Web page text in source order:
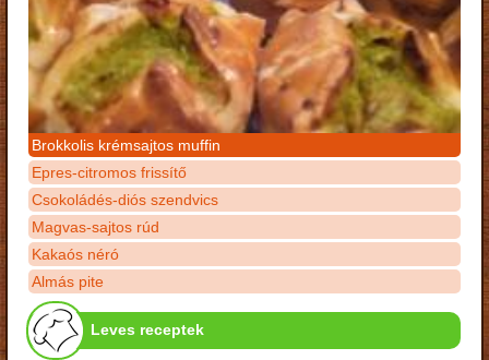
Brokkolis krémsajtos muffin
Epres-citromos frissítő
Csokoládés-diós szendvics
Magvas-sajtos rúd
Kakaós néró
Almás pite
Leves receptek